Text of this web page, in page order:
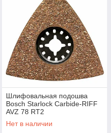
Шлифовальная подошва
Bosch Starlock Carbide-RIFF
AVZ 78 RT2
Нет в наличии